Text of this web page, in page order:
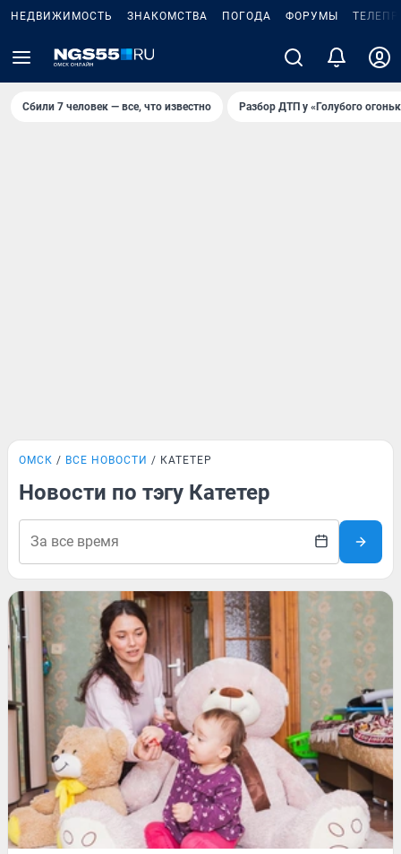
НЕДВИЖИМОСТЬ ЗНАКОМСТВА ПОГОДА ФОРУМЫ
Сбили 7 человек — все, что известно Разбор ДТП у «Голубого
ОМСК ВСЕ НОВОСТИ КАТЕТЕР
Новости по тэгу Катетер